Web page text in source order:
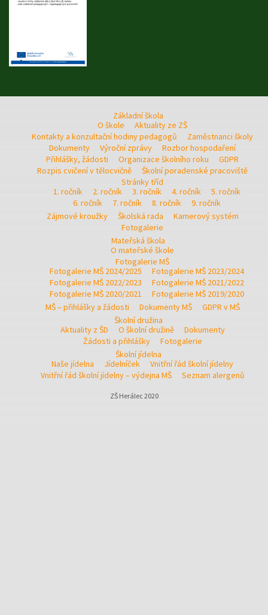
Základní škola
O škole
Aktuality ze ZŠ
Kontakty a konzultační hodiny pedagogů
Zaměstnanci školy
Dokumenty
Výroční zprávy
Rozbor hospodaření
Přihlášky, žádosti
Organizace školního roku
GDPR
Rozpis cvičení v tělocvičně
Školní poradenské pracoviště
Stránky tříd
1. ročník
2. ročník 3. ročník 4. ročník
5. ročník
6. ročník
7. ročník 8. ročník
9. ročník
Zájmové kroužky
Školská rada
Kamerový systém
Fotogalerie
Mateřská škola
O mateřské škole
Fotogalerie MŠ
Fotogalerie MŠ 2024/2025
Fotogalerie MŠ 2023/2024
Fotogalerie MŠ 2022/2023
Fotogalerie MŠ 2021/2022
Fotogalerie MŠ 2020/2021
Fotogalerie MŠ 2019/2020
MŠ – přihlášky a žádosti
Dokumenty MŠ
GDPR v MŠ
Školní družina
Aktuality z ŠD
O školní družině
Dokumenty
Žádosti a přihlášky
Fotogalerie
Školní jídelna
Naše jídelna
Jídelníček
Vnitřní řád školní jídelny
Vnitřní řád školní jídelny – výdejna MŠ
Seznam alergenů
ZŠ Herálec 2020